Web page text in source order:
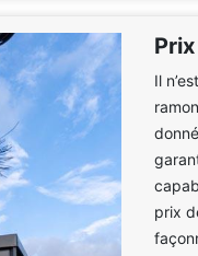
Il
prix